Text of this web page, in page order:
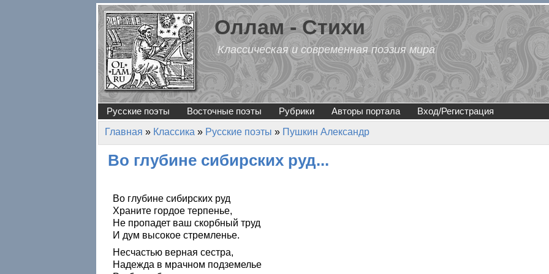
Перейти к основному содержанию
Оллам - Стихи
Классическая и современная поэзия мира
Русские поэты Восточные поэты Рубрики Авторы портала Вход/Регистрация
Вы здесь
Главная » Классика » Русские поэты » Пушкин Александр
Во глубине сибирских руд...
Во глубине сибирских руд
Храните гордое терпенье,
Не пропадет ваш скорбный труд
И дум высокое стремленье.
Несчастью верная сестра,
Надежда в мрачном подземелье